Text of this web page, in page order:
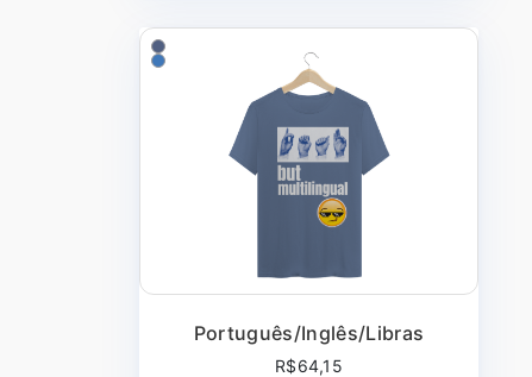
Português/Inglês/Libras
R$64,15